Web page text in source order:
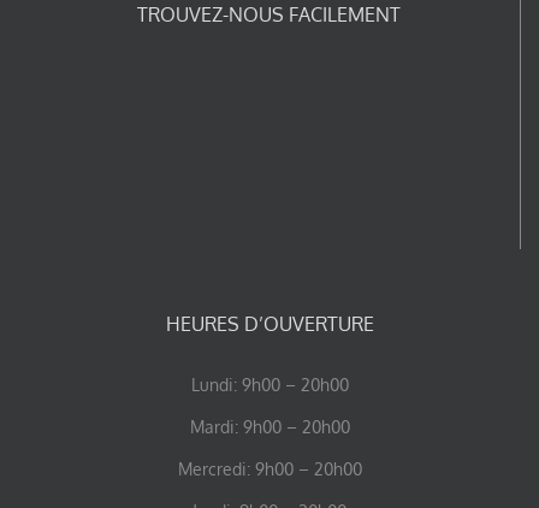
TROUVEZ-NOUS FACILEMENT
HEURES D’OUVERTURE
Lundi: 9h00 – 20h00
Mardi: 9h00 – 20h00
Mercredi: 9h00 – 20h00